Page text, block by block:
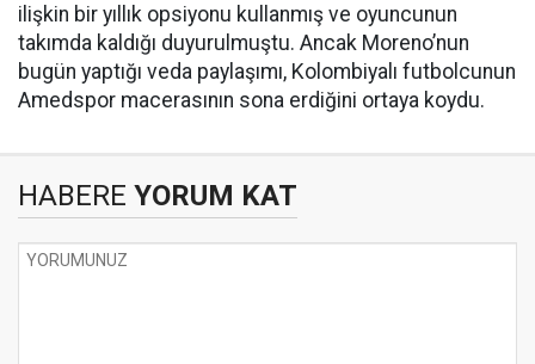
ilişkin bir yıllık opsiyonu kullanmış ve oyuncunun
takımda kaldığı duyurulmuştu. Ancak Moreno’nun
bugün yaptığı veda paylaşımı, Kolombiyalı futbolcunun
Amedspor macerasının sona erdiğini ortaya koydu.
HABERE YORUM KAT